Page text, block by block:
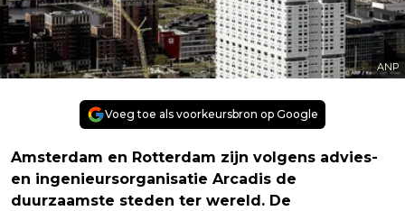
ANP
Voeg toe als voorkeursbron op Google
Amsterdam en Rotterdam zijn volgens advies-
en ingenieursorganisatie Arcadis de
duurzaamste steden ter wereld. De